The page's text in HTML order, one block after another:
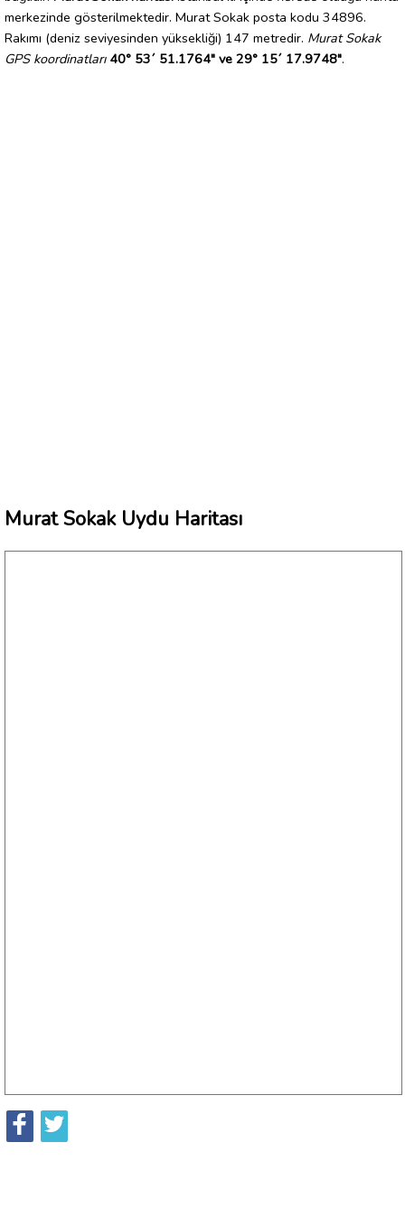
merkezinde gösterilmektedir. Murat Sokak posta kodu 34896.
Rakımı (deniz seviyesinden yüksekliği) 147 metredir. Murat Sokak
GPS koordinatları 40° 53´ 51.1764" ve 29° 15´ 17.9748".
Murat Sokak Uydu Haritası